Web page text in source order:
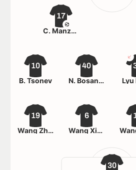
30
19
Wang Zhen'ao
6
Wang Xianjun
10
B. Tsonev
40
N. Bosančić
Lyu
17
C. Manzoki